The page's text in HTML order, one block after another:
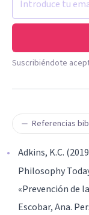
Suscribiéndote
Referencias
Adkins, K.C.
Philosophy
«Prevención de
Escobar, Ana.